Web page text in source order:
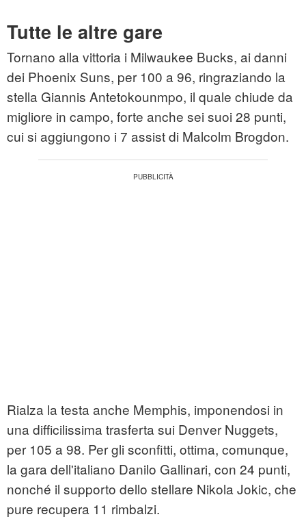
Tutte le altre gare
Tornano alla vittoria i Milwaukee Bucks, ai danni
dei Phoenix Suns, per 100 a 96, ringraziando la
stella Giannis Antetokounmpo, il quale chiude da
migliore in campo, forte anche sei suoi 28 punti,
cui si aggiungono i 7 assist di Malcolm Brogdon.
Rialza la testa anche Memphis, imponendosi in
una difficilissima trasferta sui Denver Nuggets,
per 105 a 98. Per gli sconfitti, ottima, comunque,
la gara dell'italiano Danilo Gallinari, con 24 punti,
nonché il supporto dello stellare Nikola Jokic, che
pure recupera 11 rimbalzi.